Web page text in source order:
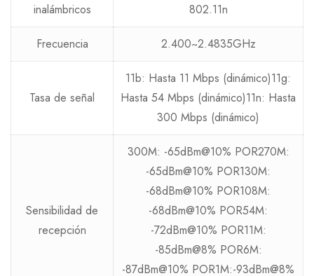
inalámbricos
802.11n
Frecuencia 2.400~2.4835GHz
Tasa de señal
11b: Hasta 11 Mbps (dinámico)11g:
Hasta 54 Mbps (dinámico)11n: Hasta
300 Mbps (dinámico)
Sensibilidad de
recepción
300M: -65dBm@10% POR270M:
-65dBm@10% POR130M:
-68dBm@10% POR108M:
-68dBm@10% POR54M:
-72dBm@10% POR11M:
-85dBm@8% POR6M:
-87dBm@10% POR1M:-93dBm@8%